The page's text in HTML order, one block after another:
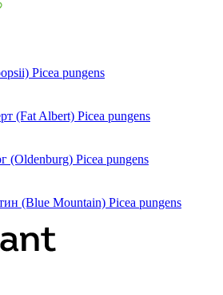
Picea pungens
(Fat Albert) Picea pungens
(Oldenburg) Picea pungens
(Blue Mountain) Picea pungens